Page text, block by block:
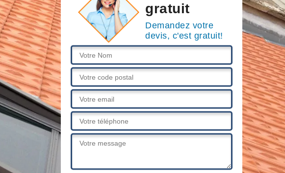
gratuit
Demandez votre
devis, c'est gratuit!